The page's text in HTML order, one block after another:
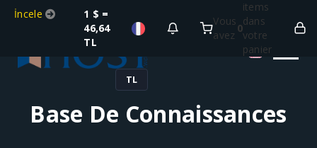
İncele
1 $ =
46,64
TL
Vous
avez
0
items
dans
votre
panier
TL
Base De Connaissances